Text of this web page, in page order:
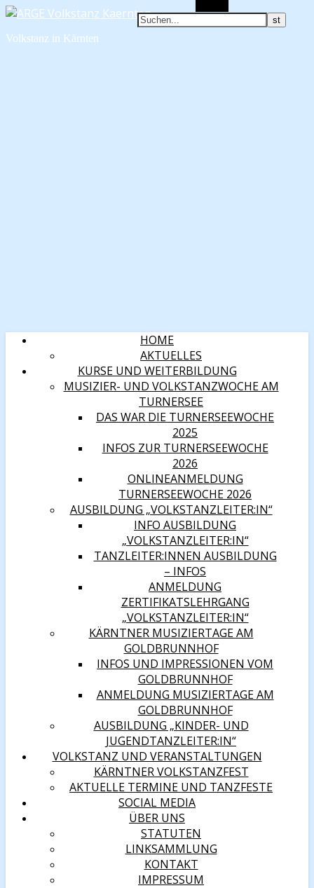
Volkstanz in Kärnten
HOME
AKTUELLES
KURSE UND WEITERBILDUNG
MUSIZIER- UND VOLKSTANZWOCHE AM
TURNERSEE
DAS WAR DIE TURNERSEEWOCHE
2025
INFOS ZUR TURNERSEEWOCHE
2026
ONLINEANMELDUNG
TURNERSEEWOCHE 2026
AUSBILDUNG „VOLKSTANZLEITER:IN“
INFO AUSBILDUNG
„VOLKSTANZLEITER:IN“
TANZLEITER:INNEN AUSBILDUNG
– INFOS
ANMELDUNG
ZERTIFIKATSLEHRGANG
„VOLKSTANZLEITER:IN“
KÄRNTNER MUSIZIERTAGE AM
GOLDBRUNNHOF
INFOS UND IMPRESSIONEN VOM
GOLDBRUNNHOF
ANMELDUNG MUSIZIERTAGE AM
GOLDBRUNNHOF
AUSBILDUNG „KINDER- UND
JUGENDTANZLEITER:IN“
VOLKSTANZ UND VERANSTALTUNGEN
KÄRNTNER VOLKSTANZFEST
AKTUELLE TERMINE UND TANZFESTE
SOCIAL MEDIA
ÜBER UNS
STATUTEN
LINKSAMMLUNG
KONTAKT
IMPRESSUM